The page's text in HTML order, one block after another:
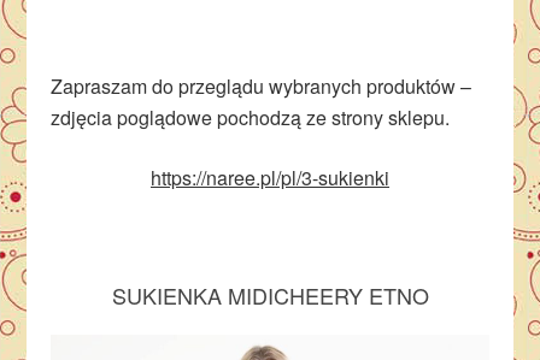
Zapraszam do przeglądu wybranych produktów –
zdjęcia poglądowe pochodzą ze strony sklepu.
https://naree.pl/pl/3-sukienki
SUKIENKA MIDICHEERY ETNO